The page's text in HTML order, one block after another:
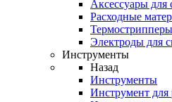
Аксессуары для
Расходные
Термострипперы
Электроды для
Инструменты
Назад
Инструменты
Инструмент для